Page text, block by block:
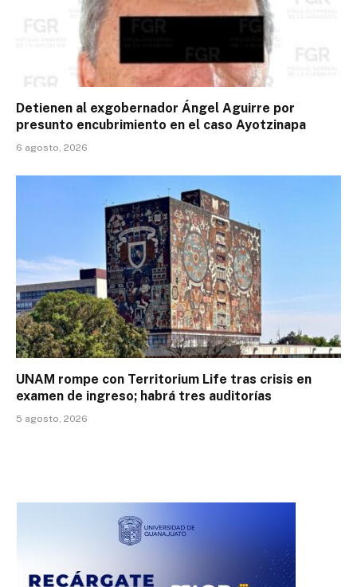
Detienen al exgobernador Ángel Aguirre por
presunto encubrimiento en el caso Ayotzinapa
6 agosto, 2026
UNAM rompe con Territorium Life tras crisis en
examen de ingreso; habrá tres auditorías
5 agosto, 2026